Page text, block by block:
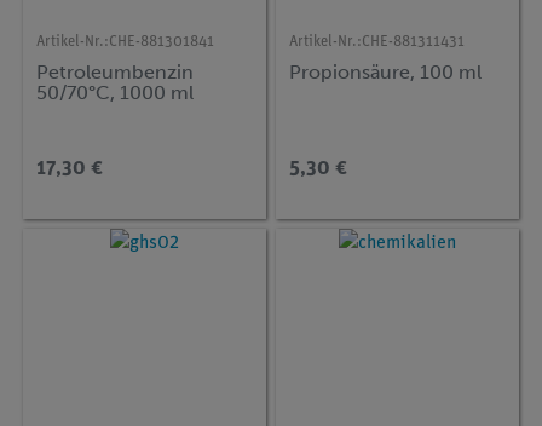
Artikel-Nr.:CHE-881301841
Petroleumbenzin
50/70°C, 1000 ml
17,30 €
Artikel-Nr.:CHE-881311431
Propionsäure, 100 ml
5,30 €